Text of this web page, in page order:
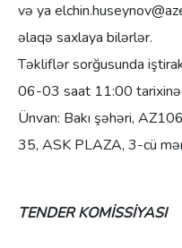
və ya
əlaqə saxlaya bilərlər.
Təkliflər sorğusunda
06-03 saat 11:00
Ünvan: Bakı şəhəri,
35, ASK PLAZA, 3-cü
TENDER KOMİSSİYASI